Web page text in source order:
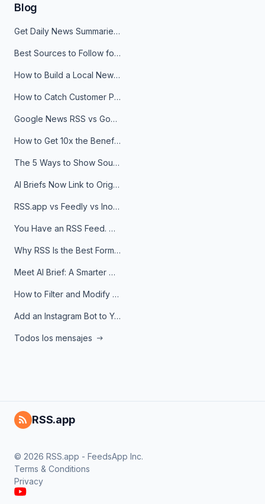
Blog
Get Daily News Summaries About Any Topic in Telegram, Discord, Slack, and Email
Best Sources to Follow for Crypto News in Your Reader (2026)
How to Build a Local News Hub That Updates Itself
How to Catch Customer Problems Before They Become Support Tickets
Google News RSS vs Google Alerts: Which Is Better for News Monitoring?
How to Get 10x the Benefits of Google Alerts
The 5 Ways to Show Sources in Your AI Brief, And When to Use Each
AI Briefs Now Link to Original Sources. Here's Why It Matters
RSS.app vs Feedly vs Inoreader: Which One Is Actually Right for You?
You Have an RSS Feed. Now What?
Why RSS Is the Best Format for AI Agents in 2026
Meet AI Brief: A Smarter Way to Stay on Top of Information
How to Filter and Modify RSS Feeds
Add an Instagram Bot to Your Telegram Channel, Group, or Topic
Todos los mensajes
RSS.app
© 2026 RSS.app - FeedsApp Inc.
Terms & Conditions
Privacy